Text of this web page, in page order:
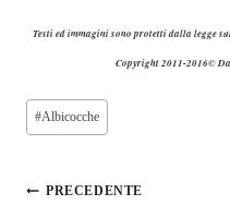
Testi ed immagini sono protetti dalla legge
Copyright 2011-2016©
Tag
articolo:
#Albicocche
Navigazione
PRECEDENTE